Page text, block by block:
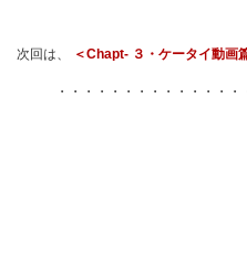
次回は、 ＜Chapt- ３・ケータイ動画
・・・・・・・・・・・・・